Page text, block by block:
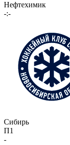
Нефтехимик
-:-
Сибирь
П1
-